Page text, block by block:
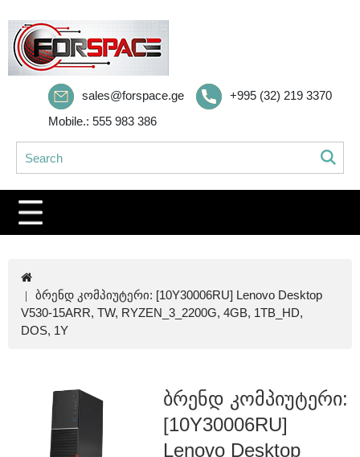
sales@forspace.ge
+995 (32) 219 3370
Mobile.: 555 983 386
ბრენდ კომპიუტერი: [10Y30006RU] Lenovo Desktop
V530-15ARR, TW, RYZEN_3_2200G, 4GB, 1TB_HD,
DOS, 1Y
ბრენდ კომპიუტერი:
[10Y30006RU]
Lenovo Desktop